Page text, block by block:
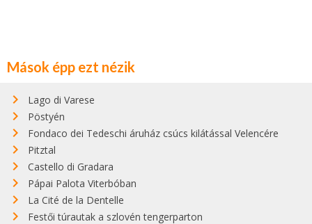
Mások épp ezt nézik
Lago di Varese
Pöstyén
Fondaco dei Tedeschi áruház csúcs kilátással Velencére
Pitztal
Castello di Gradara
Pápai Palota Viterbóban
La Cité de la Dentelle
Festői túrautak a szlovén tengerparton